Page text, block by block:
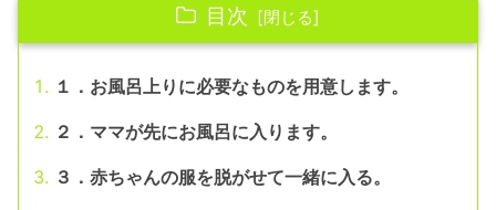
目次
１．お風呂上りに必要なものを用意します。
２．ママが先にお風呂に入ります。
３．赤ちゃんの服を脱がせて一緒に入る。